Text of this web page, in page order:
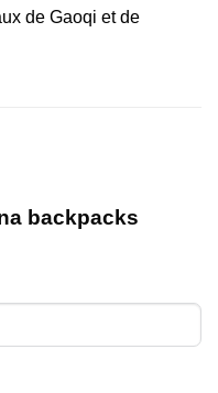
de Gaoqi et de
backpacks